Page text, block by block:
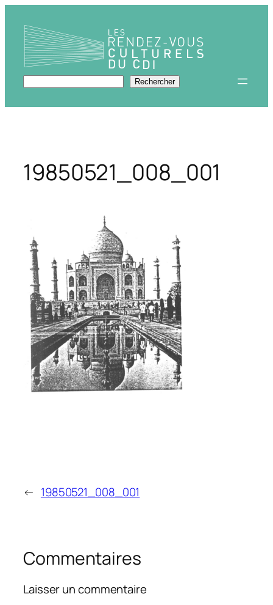
contenu
Rechercher Rechercher
19850521_008_001
← 19850521_008_001
Commentaires
Laisser un commentaire